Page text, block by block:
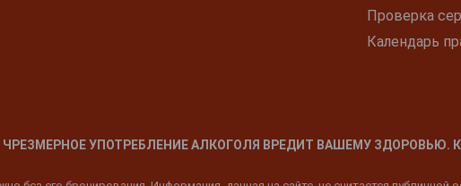
Проверка
Календарь
УПОТРЕБЛЕНИЕ АЛКОГОЛЯ ВРЕДИТ ВАШЕМУ ЗДОРОВЬЮ.